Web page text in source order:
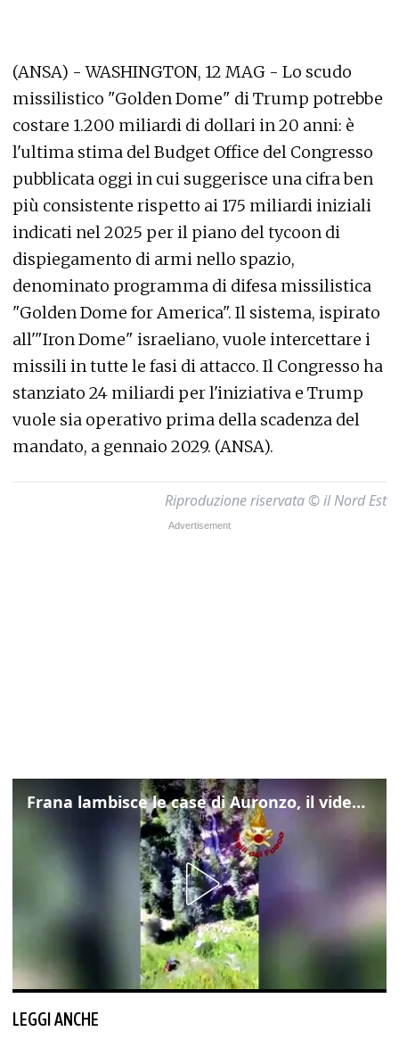
(ANSA) - WASHINGTON, 12 MAG - Lo scudo
missilistico "Golden Dome" di Trump potrebbe
costare 1.200 miliardi di dollari in 20 anni: è
l'ultima stima del Budget Office del Congresso
pubblicata oggi in cui suggerisce una cifra ben
più consistente rispetto ai 175 miliardi iniziali
indicati nel 2025 per il piano del tycoon di
dispiegamento di armi nello spazio,
denominato programma di difesa missilistica
"Golden Dome for America". Il sistema, ispirato
all'"Iron Dome" israeliano, vuole intercettare i
missili in tutte le fasi di attacco. Il Congresso ha
stanziato 24 miliardi per l'iniziativa e Trump
vuole sia operativo prima della scadenza del
mandato, a gennaio 2029. (ANSA).
Riproduzione riservata © il Nord Est
Frana lambisce le case di Auronzo, il video dall'elicottero dei vigili del fuoco
LEGGI ANCHE